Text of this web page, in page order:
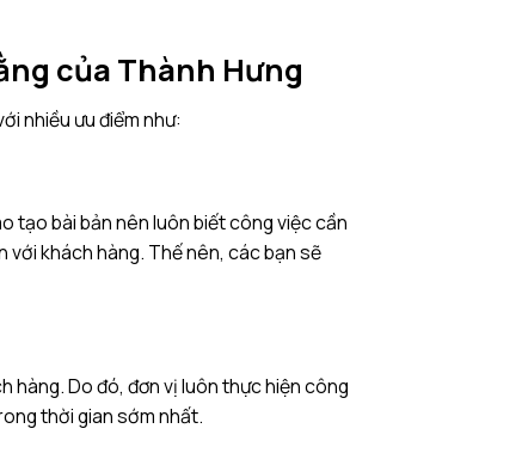
của Thành Hưng
nhiều ưu điểm như:
tạo bài bản nên luôn biết công việc cần
với khách hàng. Thế nên, các bạn sẽ
hàng. Do đó, đơn vị luôn thực hiện công
thời gian sớm nhất.